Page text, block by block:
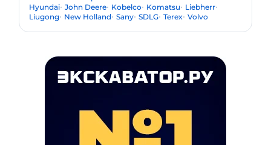
Hyundai John Deere Kobelco Komatsu
Liebherr
Liugong New Holland Sany SDLG Terex Volvo